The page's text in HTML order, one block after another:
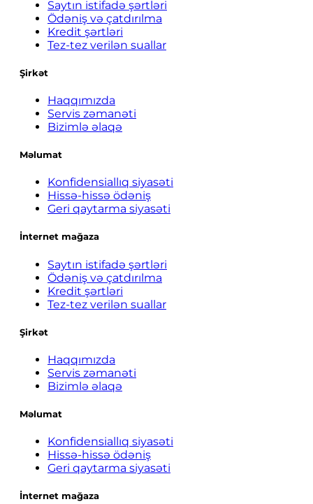
Saytın istifadə şərtləri
Ödəniş və çatdırılma
Kredit şərtləri
Tez-tez verilən suallar
Şirkət
Haqqımızda
Servis zəmanəti
Bizimlə əlaqə
Məlumat
Konfidensiallıq siyasəti
Hissə-hissə ödəniş
Geri qaytarma siyasəti
İnternet mağaza
Saytın istifadə şərtləri
Ödəniş və çatdırılma
Kredit şərtləri
Tez-tez verilən suallar
Şirkət
Haqqımızda
Servis zəmanəti
Bizimlə əlaqə
Məlumat
Konfidensiallıq siyasəti
Hissə-hissə ödəniş
Geri qaytarma siyasəti
İnternet mağaza